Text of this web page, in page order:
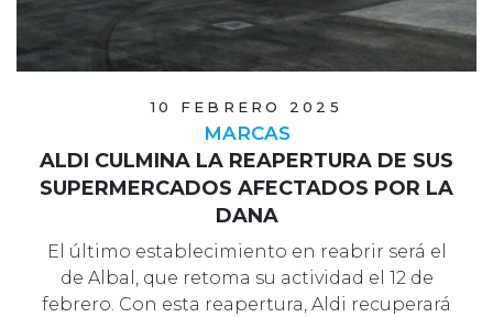
10 FEBRERO 2025
MARCAS
ALDI CULMINA LA REAPERTURA DE SUS
SUPERMERCADOS AFECTADOS POR LA
DANA
El último establecimiento en reabrir será el
de Albal, que retoma su actividad el 12 de
febrero. Con esta reapertura, Aldi recuperará